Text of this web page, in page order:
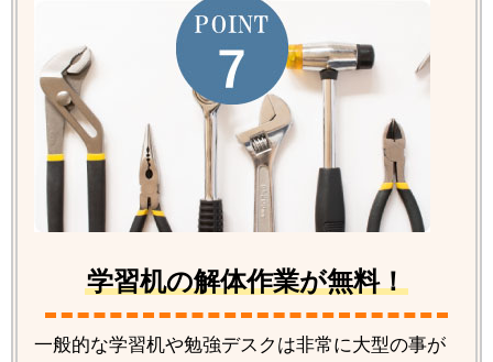
学習机の解体作業が無料！
一般的な学習机や勉強デスクは非常に大型の事が